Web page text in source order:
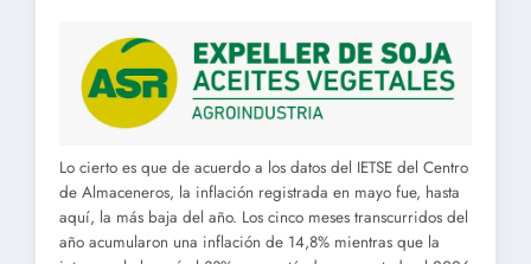
Lo cierto es que de acuerdo a los datos del IETSE del Centro
de Almaceneros, la inflación registrada en mayo fue, hasta
aquí, la más baja del año. Los cinco meses transcurridos del
año acumularon una inflación de 14,8% mientras que la